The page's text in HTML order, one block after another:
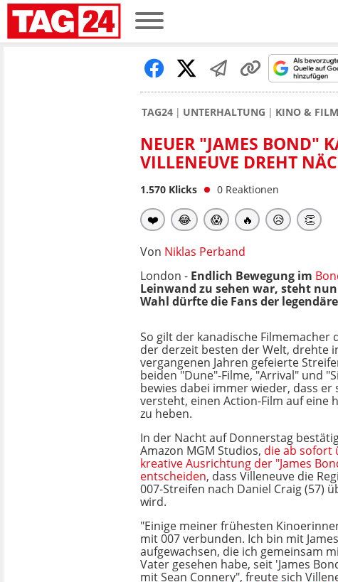
TAG24 UNTERHALTUNG KINO &
NEUER "JAMES BOND"
VILLENEUVE DREHT
1.570 Klicks 0 Reaktionen
❤️ 😂 😱 🔥 😥 👏
Von Niklas Perband
London - Endlich Bewegung im
Leinwand zu sehen war, steht
Wahl dürfte die Fans der
So gilt der kanadische Filmemacher
der derzeit besten der Welt, drehte
vergangenen Jahren gefeierte
beiden "Dune"-Filme, "Arrival" und
bewies dabei immer wieder, dass er
versteht, einen Action-Film auf eine
zu heben.
In der Nacht auf Donnerstag
Amazon MGM Studios, die ab sofort
kreative Ausrichtung der "James
entscheiden, dass Villeneuve die
007-Streifen nach Daniel Craig (57)
wird.
"Einige meiner frühesten
mit 007 verbunden. Ich bin mit
aufgewachsen, die ich gemeinsam
Vater gesehen habe, seit 'James
mit Sean Connery", freute sich